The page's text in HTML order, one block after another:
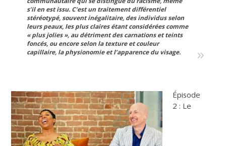
s’il en est issu. C’est un traitement différentiel
stéréotypé, souvent inégalitaire, des individus selon
leurs peaux, les plus claires étant considérées comme
« plus jolies », au détriment des carnations et teints
foncés, ou encore selon la texture et couleur
capillaire, la physionomie et l’apparence du visage.
Épisode
2 : Le